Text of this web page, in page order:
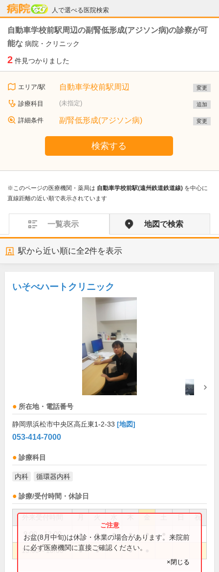
人で選べる医院検索
病院なび
自動車学校前駅周辺の副腎低形成(アジソン病)の診察が可
能な 病院・クリニック
2 件見つかりました
エリア/駅 自動車学校前駅周辺 変更
診療科目 (未指定) 追加
詳細条件 副腎低形成(アジソン病) 変更
検索する
※このページの医療機関・薬局は 自動車学校前駅(遠州鉄道鉄道線) を中心に
直線距離の近い順で表示されています
一覧表示 地図で検索
駅から近い順に全2件を表示
いそべハートクリニック
所在地・電話番号
静岡県浜松市中央区高丘東1-2-33 [地図]
053-414-7000
診療科目
内科 循環器内科
診療/受付時間・休診日
祝
9:00～12:00 ● ● ● ● ●
15:00～18:00 ● ● ●
お盆(8月中旬)は休診・休業の場合があります。来院前
に必ず医療機関に直接ご確認ください。
×閉じる